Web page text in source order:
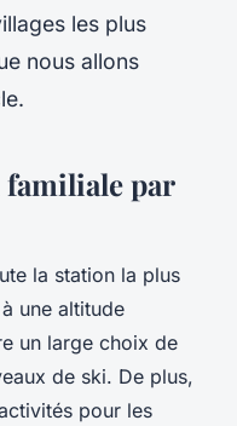
les plus
nous allons
familiale par
la station la plus
une altitude
un large choix de
de ski. De plus,
pour les